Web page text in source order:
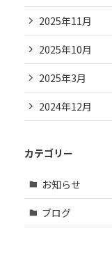
2025年11月
2025年10月
2025年3月
2024年12月
カテゴリー
お知らせ
ブログ